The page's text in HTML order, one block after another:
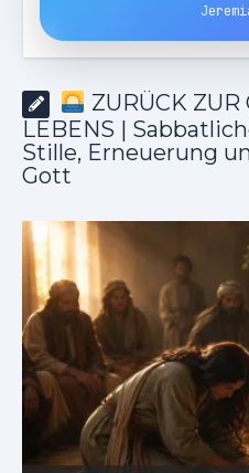
ZURÜCK ZUR
LEBENS |
Stille, Erneuerung
Gott
ZURÜCK ZUR QUELLE